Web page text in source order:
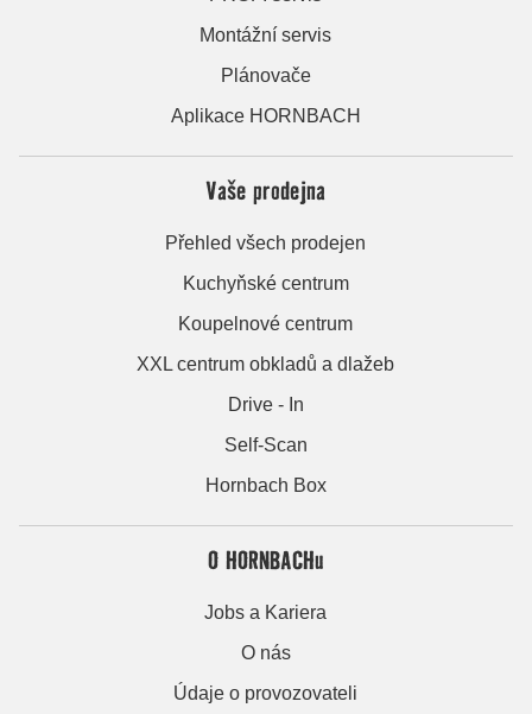
Montážní servis
Plánovače
Aplikace HORNBACH
Vaše prodejna
Přehled všech prodejen
Kuchyňské centrum
Koupelnové centrum
XXL centrum obkladů a dlažeb
Drive - In
Self-Scan
Hornbach Box
O HORNBACHu
Jobs a Kariera
O nás
Údaje o provozovateli